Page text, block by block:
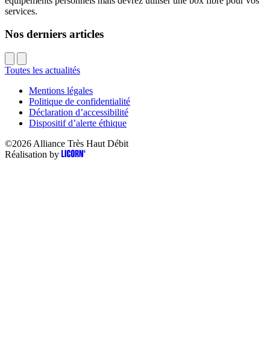
services.
Nos derniers articles
Toutes les actualités
Mentions légales
Politique de confidentialité
Déclaration d’accessibilité
Dispositif d’alerte éthique
©2026 Alliance Très Haut Débit
Réalisation by